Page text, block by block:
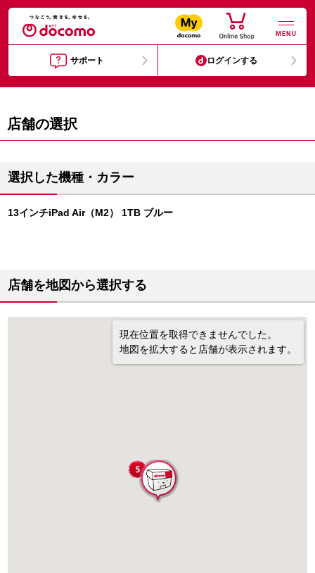
MENU
サポート ログインする
店舗の選択
選択した機種・カラー
13インチiPad Air（M2） 1TB ブルー
店舗を地図から選択する
現在位置を取得できませんでした。
地図を拡大すると店舗が表示されます。